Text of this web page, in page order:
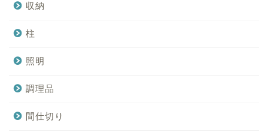
収納
柱
照明
調理品
間仕切り